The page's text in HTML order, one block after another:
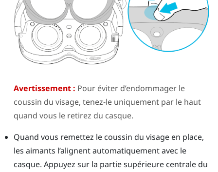
Avertissement : Pour éviter d’endommager le
coussin du visage, tenez-le uniquement par le haut
quand vous le retirez du casque.
Quand vous remettez le coussin du visage en place,
les aimants l’alignent automatiquement avec le
casque. Appuyez sur la partie supérieure centrale du